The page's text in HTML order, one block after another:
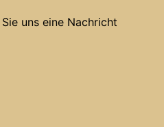
uns eine Nachricht